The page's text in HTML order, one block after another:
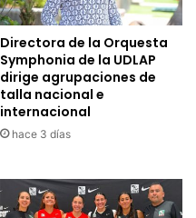
Directora de la Orquesta
Symphonia de la UDLAP
dirige agrupaciones de
talla nacional e
internacional
hace 3 días